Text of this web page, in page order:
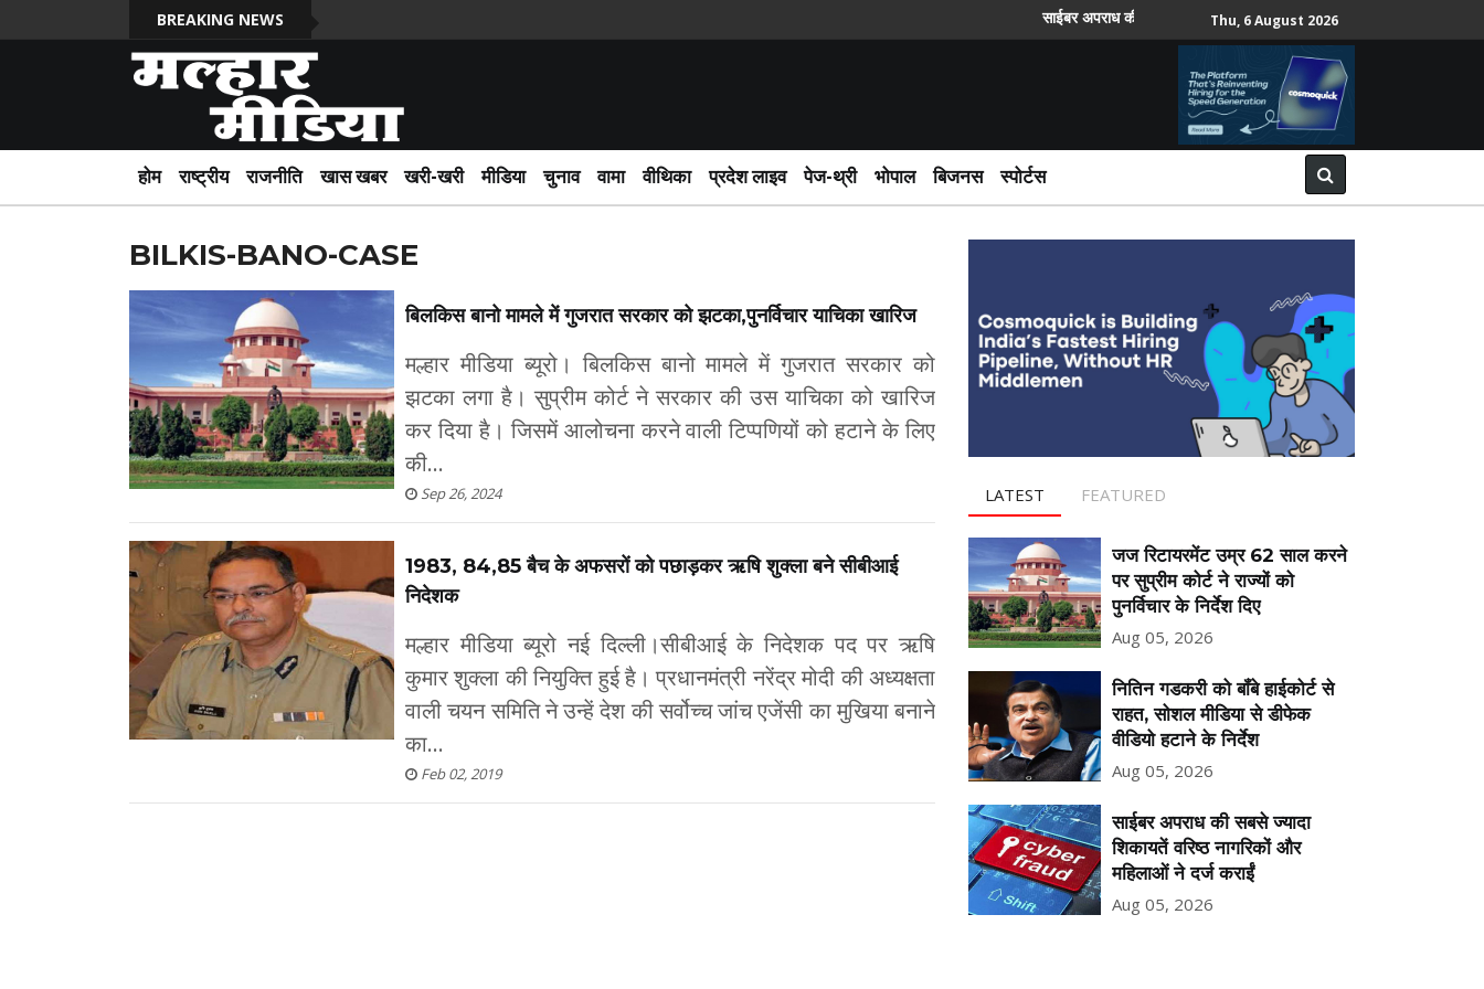
BREAKING NEWS साईबर अपराध की सबसे ज्यादा शिकायतें वरिष्ठ नागरिकों और महिलाओं ने दर्ज कराईं
Thu, 6 August 2026
होम राष्ट्रीय राजनीति खास खबर खरी-खरी मीडिया चुनाव वामा वीथिका प्रदेश लाइव पेज-थ्री भोपाल बिजनस स्पोर्टस
BILKIS-BANO-CASE
बिलकिस बानो मामले में गुजरात सरकार को झटका,पुनर्विचार याचिका खारिज
मल्हार मीडिया ब्यूरो। बिलकिस बानो मामले में गुजरात सरकार को
झटका लगा है। सुप्रीम कोर्ट ने सरकार की उस याचिका को खारिज
कर दिया है। जिसमें आलोचना करने वाली टिप्पणियों को हटाने के लिए
की...
Sep 26, 2024
1983, 84,85 बैच के अफसरों को पछाड़कर ऋषि शुक्ला बने सीबीआई
निदेशक
मल्हार मीडिया ब्यूरो नई दिल्ली।सीबीआई के निदेशक पद पर ऋषि
कुमार शुक्ला की नियुक्ति हुई है। प्रधानमंत्री नरेंद्र मोदी की अध्यक्षता
वाली चयन समिति ने उन्हें देश की सर्वोच्च जांच एजेंसी का मुखिया बनाने
का...
Feb 02, 2019
LATEST FEATURED
जज रिटायरमेंट उम्र 62 साल करने
पर सुप्रीम कोर्ट ने राज्यों को
पुनर्विचार के निर्देश दिए
Aug 05, 2026
नितिन गडकरी को बॉंबे हाईकोर्ट से
राहत, सोशल मीडिया से डीफेक
वीडियो हटाने के निर्देश
Aug 05, 2026
साईबर अपराध की सबसे ज्यादा
शिकायतें वरिष्ठ नागरिकों और
महिलाओं ने दर्ज कराईं
Aug 05, 2026